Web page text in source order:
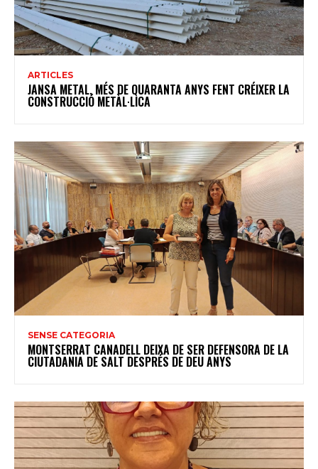
ARTICLES
JANSA METAL, MÉS DE QUARANTA ANYS FENT CRÉIXER LA
CONSTRUCCIÓ METÀL·LICA
SENSE CATEGORIA
MONTSERRAT CANADELL DEIXA DE SER DEFENSORA DE LA
CIUTADANIA DE SALT DESPRÉS DE DEU ANYS